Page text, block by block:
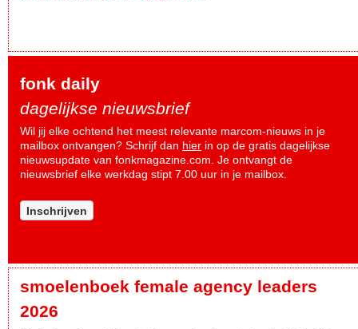
fonk daily
dagelijkse nieuwsbrief
Wil jij elke ochtend het meest relevante marcom-nieuws in je
mailbox ontvangen? Schrijf dan hier in op de gratis dagelijkse
nieuwsupdate van fonkmagazine.com. Je ontvangt de
nieuwsbrief elke werkdag stipt 7.00 uur in je mailbox.
Inschrijven
smoelenboek female agency leaders
2026